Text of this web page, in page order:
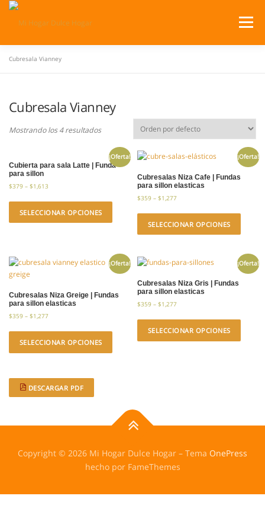
Saltar
contenido
Menú
¿DÓNDE ESTAMOS?
Cubresala Vianney
Cubresala Vianney
Mostrando los 4 resultados
¡Oferta!
Cubierta para sala Latte | Funda
para sillon
$379 – $1,613
SELECCIONAR OPCIONES
¡Oferta!
Cubresalas Niza Cafe | Fundas
para sillon elasticas
$359 –$1,277
SELECCIONAR OPCIONES
¡Oferta!
Cubresalas Niza Greige | Fundas
para sillon elasticas
$359 – $1,277
SELECCIONAR OPCIONES
¡Oferta!
Cubresalas Niza Gris | Fundas
para sillon elasticas
$359 –$1,277
SELECCIONAR OPCIONES
DESCARGAR PDF
Copyright © 2026 Mi Hogar Dulce Hogar – Tema OnePress
hecho por FameThemes